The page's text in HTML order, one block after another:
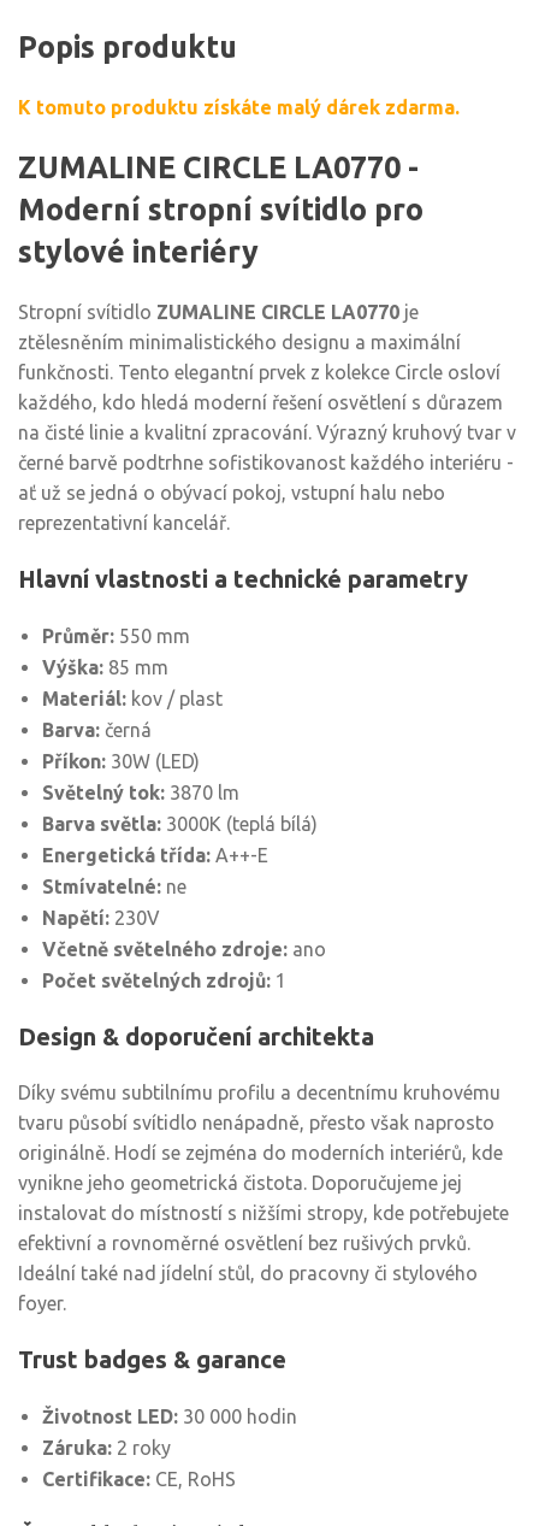
Popis produktu
K tomuto produktu získáte malý dárek zdarma.
ZUMALINE CIRCLE LA0770 -
Moderní stropní svítidlo pro
stylové interiéry
Stropní svítidlo ZUMALINE CIRCLE LA0770 je
ztělesněním minimalistického designu a maximální
funkčnosti. Tento elegantní prvek z kolekce Circle osloví
každého, kdo hledá moderní řešení osvětlení s důrazem
na čisté linie a kvalitní zpracování. Výrazný kruhový tvar v
černé barvě podtrhne sofistikovanost každého interiéru -
ať už se jedná o obývací pokoj, vstupní halu nebo
reprezentativní kancelář.
Hlavní vlastnosti a technické parametry
Průměr: 550 mm
Výška: 85 mm
Materiál: kov / plast
Barva: černá
Příkon: 30W (LED)
Světelný tok: 3870 lm
Barva světla: 3000K (teplá bílá)
Energetická třída: A++-E
Stmívatelné: ne
Napětí: 230V
Včetně světelného zdroje: ano
Počet světelných zdrojů: 1
Design & doporučení architekta
Díky svému subtilnímu profilu a decentnímu kruhovému
tvaru působí svítidlo nenápadně, přesto však naprosto
originálně. Hodí se zejména do moderních interiérů, kde
vynikne jeho geometrická čistota. Doporučujeme jej
instalovat do místností s nižšími stropy, kde potřebujete
efektivní a rovnoměrné osvětlení bez rušivých prvků.
Ideální také nad jídelní stůl, do pracovny či stylového
foyer.
Trust badges & garance
Životnost LED: 30 000 hodin
Záruka: 2 roky
Certifikace: CE, RoHS